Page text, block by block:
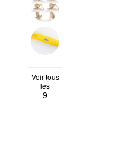
Voir tous
les
9